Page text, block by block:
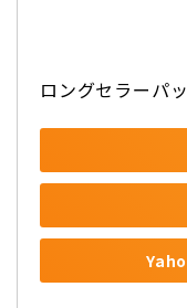
ロングセラーパ